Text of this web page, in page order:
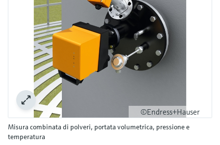
©Endress+Hauser
Misura combinata di polveri, portata volumetrica, pressione e
temperatura